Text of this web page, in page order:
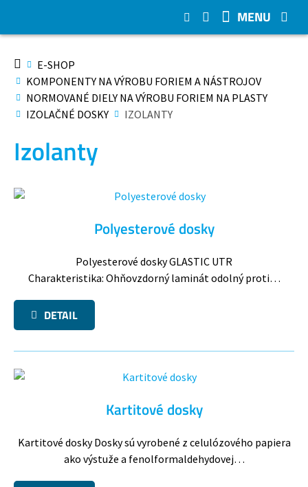
E-SHOP
KOMPONENTY NA VÝROBU FORIEM A NÁSTROJOV
NORMOVANÉ DIELY NA VÝROBU FORIEM NA PLASTY
IZOLAČNÉ DOSKY
IZOLANTY
Izolanty
Polyesterové dosky
Polyesterové dosky GLASTIC UTR
Charakteristika: Ohňovzdorný laminát odolný proti…
DETAIL
Kartitové dosky
Kartitové dosky Dosky sú vyrobené z celulózového papiera
ako výstuže a fenolformaldehydovej…
MENU